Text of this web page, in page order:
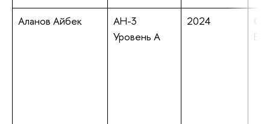
Аланов Айбек
АН-3
Уровень А
2024